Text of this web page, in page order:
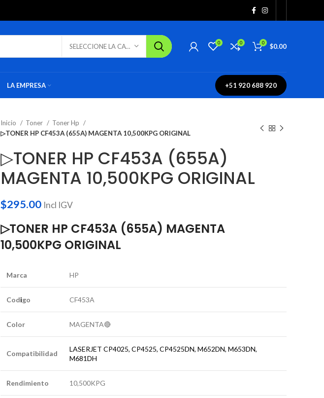
SELECCIONE LA CATEGORÍA 0 0 0 $0.00
LA EMPRESA +51 920 688 920
Inicio
Toner
Toner Hp
▷TONER HP CF453A (655A) MAGENTA 10,500KPG ORIGINAL
▷TONER HP CF453A (655A)
MAGENTA 10,500KPG ORIGINAL
$295.00 Incl IGV
▷TONER HP CF453A (655A) MAGENTA
10,500KPG ORIGINAL
Marca HP
Codigo CF453A
Color MAGENTA🔴
Compatibilidad
LASERJET CP4025, CP4525, CP4525DN, M652DN, M653DN,
M681DH
Rendimiento 10,500KPG